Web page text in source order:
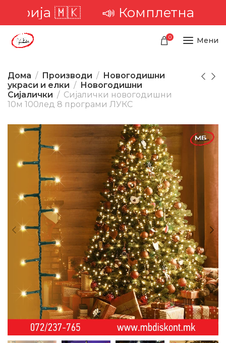
🇲🇰📣 Комплетна достава
0 Мени
Дома Производи
Новогодишни
украси и елки
Новогодишни
Сијалички
Сијалички новогодишни
10м 100лед 8 програми ЛУКС
-0%